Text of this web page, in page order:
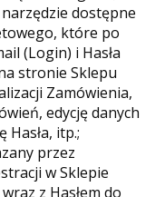
dostępne
które po
(Login) i Hasła
stronie Sklepu
Zamówienia,
edycję danych
itp.;
przez
w Sklepie
z Hasłem do